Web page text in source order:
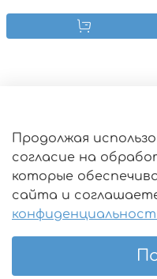
Оферта
Пользовательское
Политика
Условия обмена и
Как сделать заказ
Продолжая
согласие на
которые
сайта и